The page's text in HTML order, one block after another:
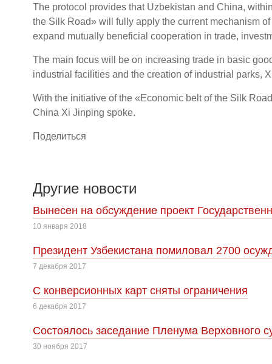
The protocol provides that Uzbekistan and China,
the Silk Road» will fully apply the current mechanism
expand mutually beneficial cooperation in trade,
The main focus will be on increasing trade in basic
industrial facilities and the creation of industrial parks,
With the initiative of the «Economic belt of the Silk
China Xi Jinping spoke.
Поделиться
Другие новости
Вынесен на обсуждение проект
10 января 2018
Президент Узбекистана помиловал 2700
7 декабря 2017
С конверсионных карт сняты ограничения
6 декабря 2017
Cостоялось заседание Пленума Верховного
30 ноября 2017